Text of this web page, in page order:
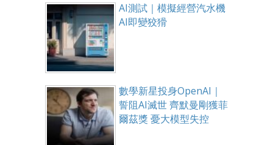
AI測試｜模擬經營汽水機
AI即變狡猾
數學新星投身OpenAI｜
誓阻AI滅世 齊默曼剛獲菲
爾茲獎 憂大模型失控